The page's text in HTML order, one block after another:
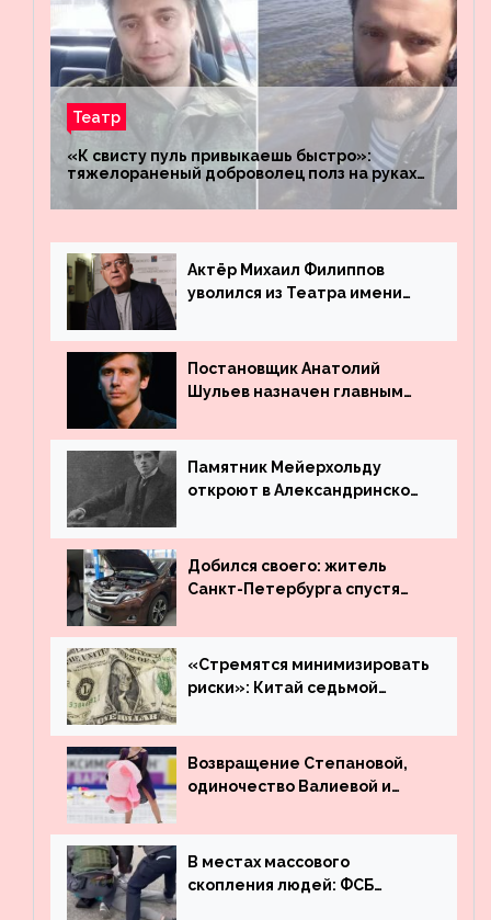
Театр
«К свисту пуль привыкаешь быстро»:
тяжелораненый доброволец полз на руках
четыре километра через заминированное
поле
Актёр Михаил Филиппов
уволился из Театра имени
Постановщик Анатолий
Шульев назначен главным
Вахтангова
Памятник Мейерхольду
откроют в Александринском
Добился своего: житель
Санкт-Петербурга спустя
угнанную в Казахстан
машину
«Стремятся минимизировать
риски»: Китай седьмой
деньги из американского
госдолга
Возвращение Степановой,
одиночество Валиевой и
что обсуждают в мире
фигурного катания
В местах массового
скопления людей: ФСБ